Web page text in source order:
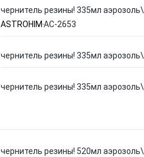
чернитель резины! 335мл аэрозоль\
ASTROHIM АС-2653
чернитель резины! 335мл аэрозоль\
чернитель резины! 335мл аэрозоль\
чернитель резины! 520мл аэрозоль\